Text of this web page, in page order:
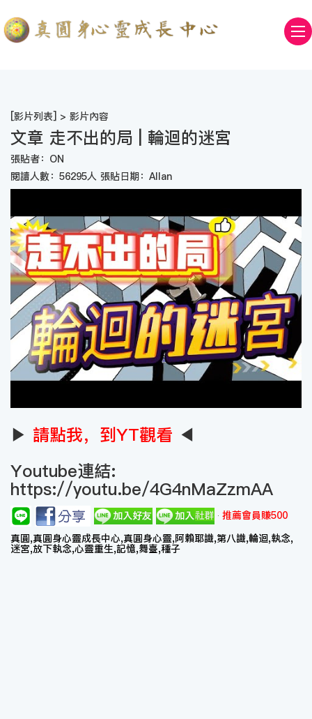
[影片列表] > 影片內容
文章 走不出的局 | 輪迴的迷宮
張貼者：ON
閱讀人數：56295人 張貼日期：Allan
▶ 請點我，到YT觀看 ◀
Youtube連結:
https://youtu.be/4G4nMaZzmAA
推薦會員賺500
真圓,真圓身心靈成長中心,真圓身心靈,阿賴耶識,第八識,輪迴,執念,
迷宮,放下執念,心靈重生,記憶,舞臺,種子